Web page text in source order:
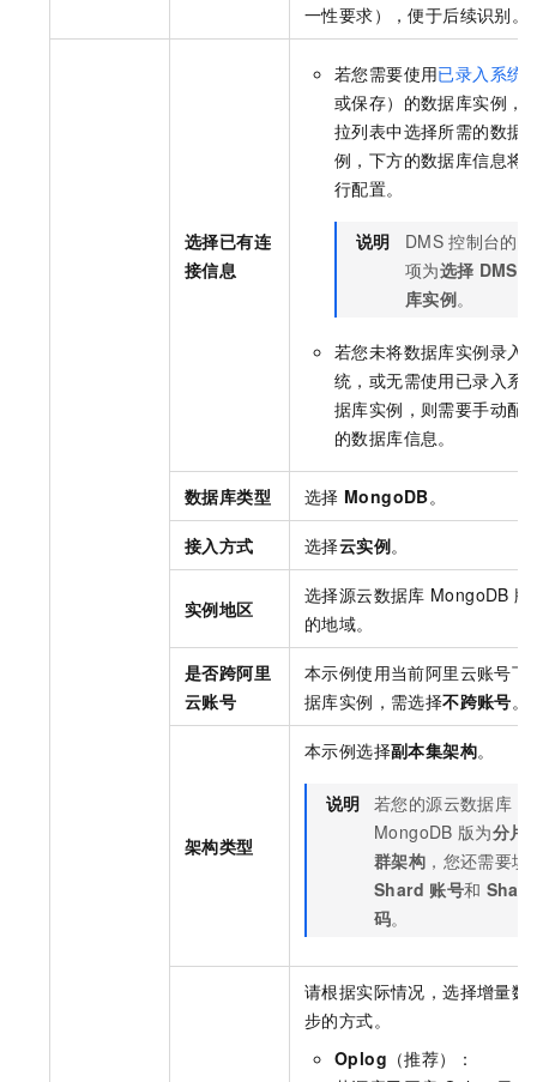
一性要求），便于后续识别。
选择已有连
接信息
若您需要使用已录入系统
或保存）的数据库实例，
拉列表中选择所需的数据
例，下方的数据库信息将
行配置。
说明 DMS 控制台的
项为选择 DMS
库实例。
若您未将数据库实例录入
统，或无需使用已录入系
据库实例，则需要手动配
的数据库信息。
数据库类型 选择 MongoDB。
接入方式 选择云实例。
实例地区
选择源云数据库 MongoDB 版
的地域。
是否跨阿里
云账号
本示例使用当前阿里云账号下
据库实例，需选择不跨账号。
架构类型
本示例选择副本集架构。
说明 若您的源云数据库
MongoDB 版为分片
群架构 ，您还需要填
Shard 账号和 Shard
码。
请根据实际情况，选择增量数
步的方式。
Oplog （推荐）：